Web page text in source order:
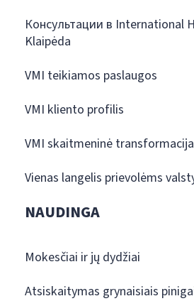
Консультации в International
Klaipėda
VMI teikiamos paslaugos
VMI kliento profilis
VMI skaitmeninė transformacija
Vienas langelis prievolėms
NAUDINGA
Mokesčiai ir jų dydžiai
Atsiskaitymas grynaisiais